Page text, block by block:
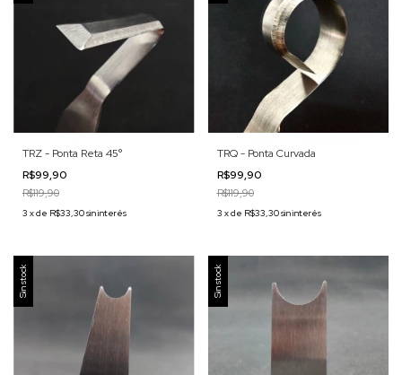
TRZ - Ponta Reta 45°
R$99,90
R$119,90
3 xde R$33,30sin interés
TRQ - Ponta Curvada
R$99,90
R$119,90
3 xde R$33,30sin interés
Sin stock Sin stock